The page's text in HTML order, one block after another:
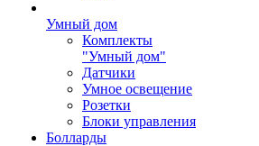
Умный дом
Комплекты
"Умный дом"
Датчики
Умное освещение
Розетки
Блоки управления
Болларды